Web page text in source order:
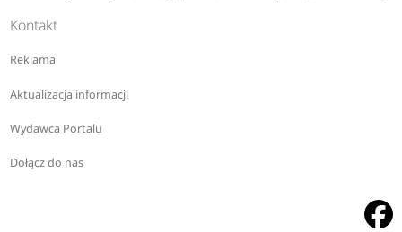
Kontakt
Reklama
Aktualizacja informacji
Wydawca Portalu
Dołącz do nas